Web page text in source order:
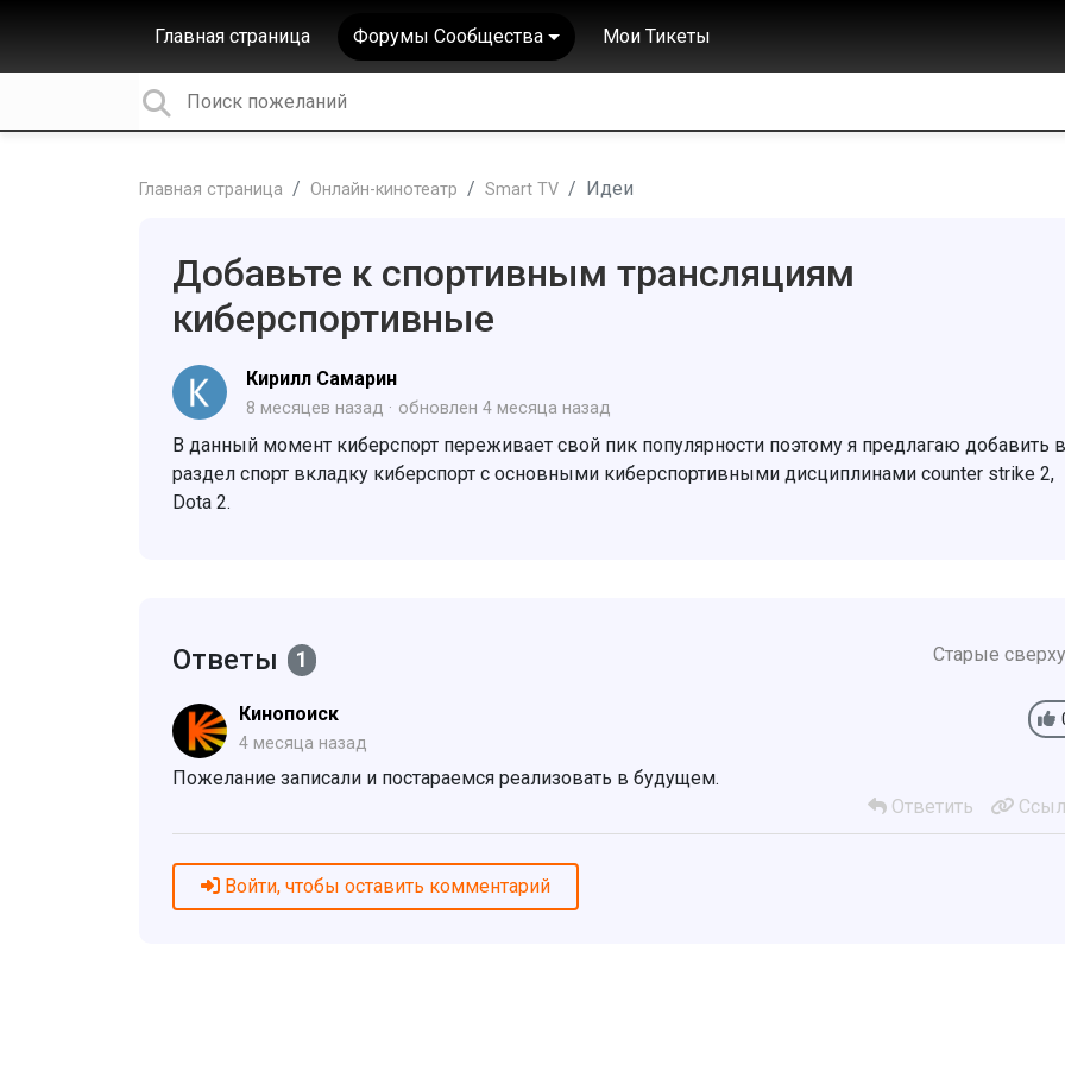
Главная страница Форумы Сообщества Мои Тикеты
Главная страница Онлайн-кинотеатр Smart TV Идеи
Добавьте к спортивным трансляциям
киберспортивные
Кирилл Самарин
8 месяцев назад обновлен 4 месяца назад
В данный момент киберспорт переживает свой пик популярности поэтому я предлагаю добавить в
раздел спорт вкладку киберспорт с основными киберспортивными дисциплинами counter strike 2,
Dota 2.
Ответы 1 Старые сверху
Кинопоиск
4 месяца назад
Пожелание записали и постараемся реализовать в будущем.
Ответить
Войти, чтобы оставить комментарий